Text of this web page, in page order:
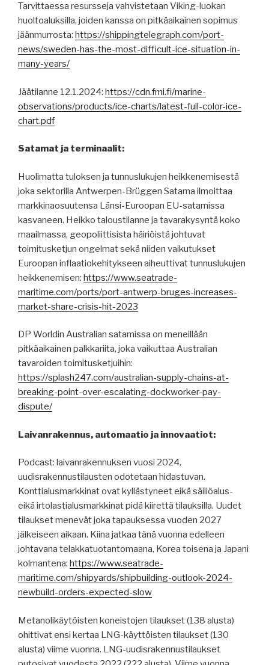
Tarvittaessa resursseja vahvistetaan Viking-luokan
huoltoaluksilla, joiden kanssa on pitkäaikainen sopimus
jäänmurrosta: https://shippingtelegraph.com/port-
news/sweden-has-the-most-difficult-ice-situation-in-
many-years/
Jäätilanne 12.1.2024: https://cdn.fmi.fi/marine-
observations/products/ice-charts/latest-full-color-ice-
chart.pdf
Satamat ja terminaalit:
Huolimatta tuloksen ja tunnuslukujen heikkenemisestä
joka sektorilla Antwerpen-Brüggen Satama ilmoittaa
markkinaosuutensa Länsi-Euroopan EU-satamissa
kasvaneen. Heikko taloustilanne ja tavarakysyntä koko
maailmassa, geopoliittisista häiriöistä johtuvat
toimitusketjun ongelmat sekä niiden vaikutukset
Euroopan inflaatiokehitykseen aiheuttivat tunnuslukujen
heikkenemisen: https://www.seatrade-
maritime.com/ports/port-antwerp-bruges-increases-
market-share-crisis-hit-2023
DP Worldin Australian satamissa on meneillään
pitkäaikainen palkkariita, joka vaikuttaa Australian
tavaroiden toimitusketjuihin:
https://splash247.com/australian-supply-chains-at-
breaking-point-over-escalating-dockworker-pay-
dispute/
Laivanrakennus, automaatio ja innovaatiot:
Podcast: laivanrakennuksen vuosi 2024,
uudisrakennustilausten odotetaan hidastuvan.
Konttialusmarkkinat ovat kyllästyneet eikä säiliöalus-
eikä irtolastialusmarkkinat pidä kiirettä tilauksilla. Uudet
tilaukset menevät joka tapauksessa vuoden 2027
jälkeiseen aikaan. Kiina jatkaa tänä vuonna edelleen
johtavana telakkatuotantomaana, Korea toisena ja Japani
kolmantena: https://www.seatrade-
maritime.com/shipyards/shipbuilding-outlook-2024-
newbuild-orders-expected-slow
Metanolikäytöisten koneistojen tilaukset (138 alusta)
ohittivat ensi kertaa LNG-käyttöisten tilaukset (130
alusta) viime vuonna. LNG-uudisrakennustilaukset